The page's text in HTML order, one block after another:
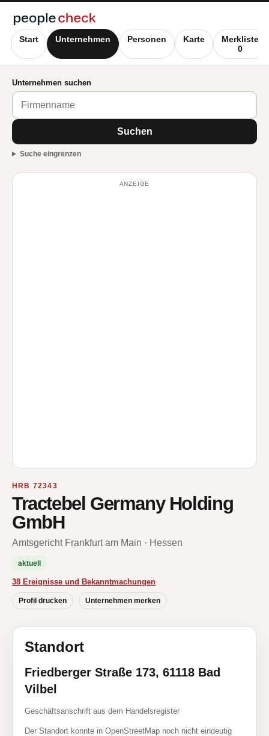
Start Unternehmen Personen Karte
Merkliste
0
Unternehmen suchen
Suchen
Suche eingrenzen
ANZEIGE
HRB 72343
Tractebel Germany Holding
GmbH
Amtsgericht Frankfurt am Main · Hessen
aktuell
38 Ereignisse und Bekanntmachungen
Profil drucken Unternehmen merken
Standort
Friedberger Straße 173, 61118 Bad
Vilbel
Geschäftsanschrift aus dem Handelsregister
Der Standort konnte in OpenStreetMap noch nicht eindeutig